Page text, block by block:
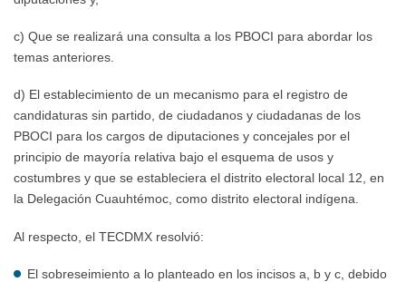
c) Que se realizará una consulta a los PBOCI para abordar los
temas anteriores.
d) El establecimiento de un mecanismo para el registro de
candidaturas sin partido, de ciudadanos y ciudadanas de los
PBOCI para los cargos de diputaciones y concejales por el
principio de mayoría relativa bajo el esquema de usos y
costumbres y que se estableciera el distrito electoral local 12, en
la Delegación Cuauhtémoc, como distrito electoral indígena.
Al respecto, el TECDMX resolvió:
El sobreseimiento a lo planteado en los incisos a, b y c, debido